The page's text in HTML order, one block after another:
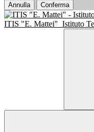
Annulla Conferma
ITIS "E. Mattei" Istituto